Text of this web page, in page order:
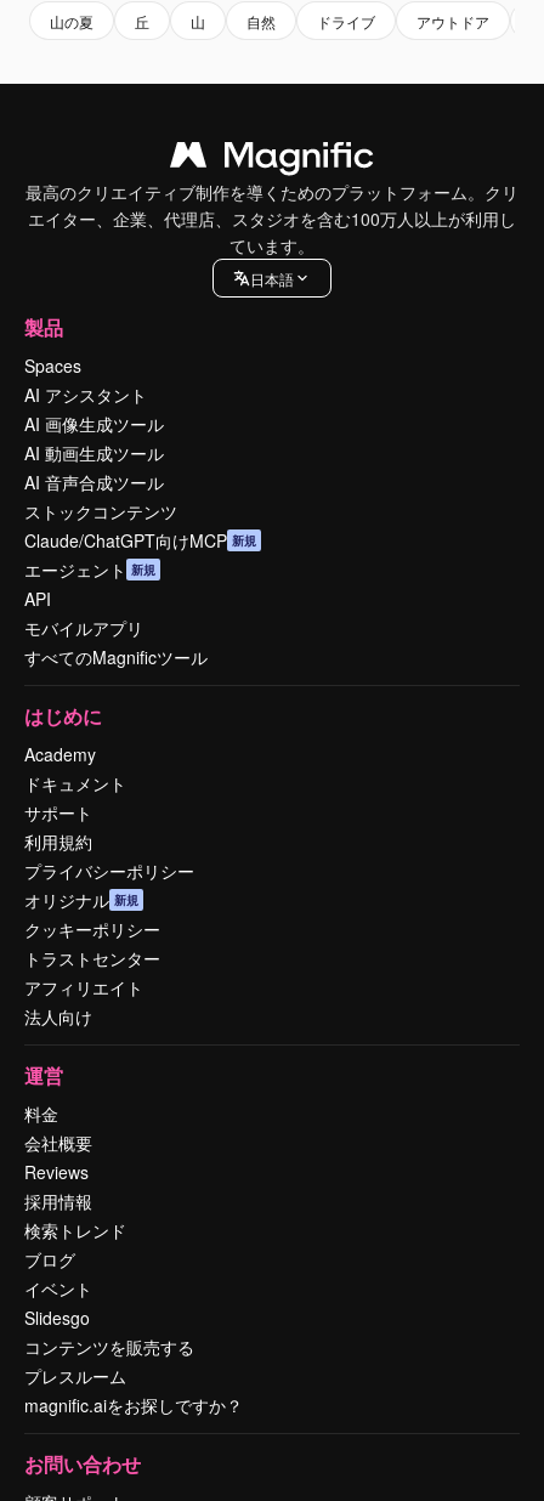
山の夏 丘 山 自然 ドライブ アウトドア
最高のクリエイティブ制作を導くためのプラットフォーム。クリ
エイター、企業、代理店、スタジオを含む100万人以上が利用し
ています。
日本語
製品
Spaces
AI アシスタント
AI 画像生成ツール
AI 動画生成ツール
AI 音声合成ツール
ストックコンテンツ
Claude/ChatGPT向けMCP 新規
エージェント 新規
API
モバイルアプリ
すべてのMagnificツール
はじめに
Academy
ドキュメント
サポート
利用規約
プライバシーポリシー
オリジナル 新規
クッキーポリシー
トラストセンター
アフィリエイト
法人向け
運営
料金
会社概要
Reviews
採用情報
検索トレンド
ブログ
イベント
Slidesgo
コンテンツを販売する
プレスルーム
magnific.aiをお探しですか？
お問い合わせ